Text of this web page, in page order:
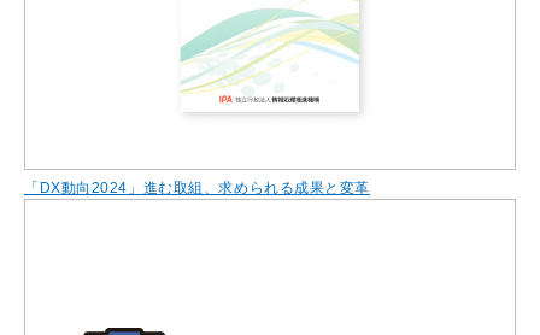
「DX動向2024」進む取組、求められる成果と変革